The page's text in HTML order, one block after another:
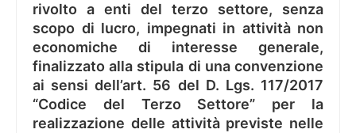
rivolto a enti del terzo settore, senza
scopo di lucro, impegnati in attività non
economiche di interesse generale,
finalizzato alla stipula di una convenzione
ai sensi dell’art. 56 del D. Lgs. 117/2017
“Codice del Terzo Settore” per la
realizzazione delle attività previste nelle